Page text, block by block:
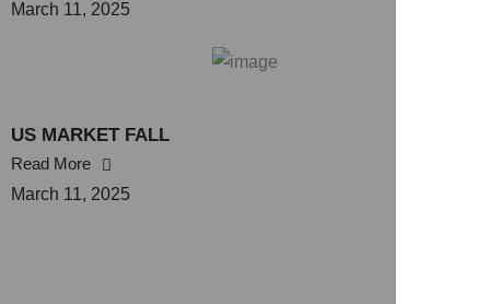
March 11, 2025
US MARKET FALL
Read More
March 11, 2025